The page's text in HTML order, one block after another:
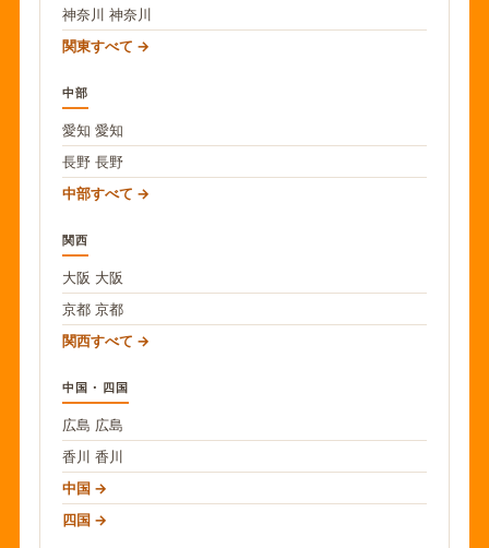
神奈川 神奈川
関東すべて
中部
愛知 愛知
長野 長野
中部すべて
関西
大阪 大阪
京都 京都
関西すべて
中国・四国
広島 広島
香川 香川
中国
四国